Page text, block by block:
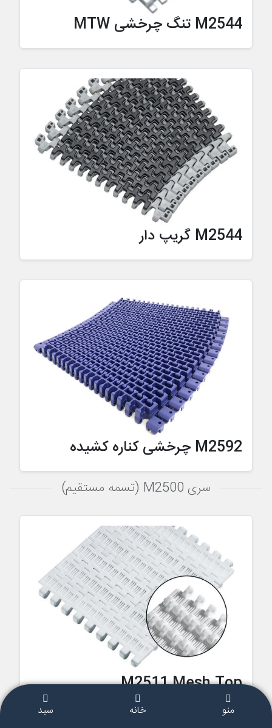
M2544 تنگ چرخشی MTW
M2544 گریپ دار
M2592 چرخشی کناره کشیده
سری M2500 (تسمه مستقیم)
M2511 Mesh Top
منو خانه سبد